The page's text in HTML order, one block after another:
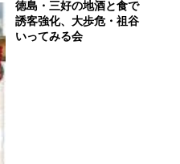
徳島・三好の地酒と食で
誘客強化、大歩危・祖谷
いってみる会